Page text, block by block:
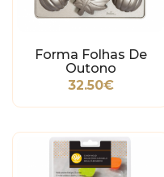
Forma Folhas De
Outono
32.50€